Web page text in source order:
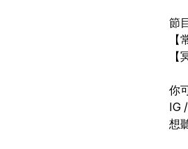
節
你
IG
想